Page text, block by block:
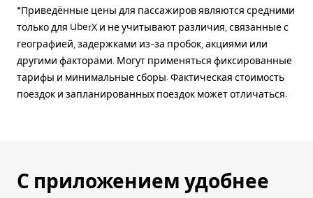
*Приведённые цены для пассажиров являются средними
только для UberX и не учитывают различия, связанные с
географией, задержками из-за пробок, акциями или
другими факторами. Могут применяться фиксированные
тарифы и минимальные сборы. Фактическая стоимость
поездок и запланированных поездок может отличаться.
С приложением удобнее